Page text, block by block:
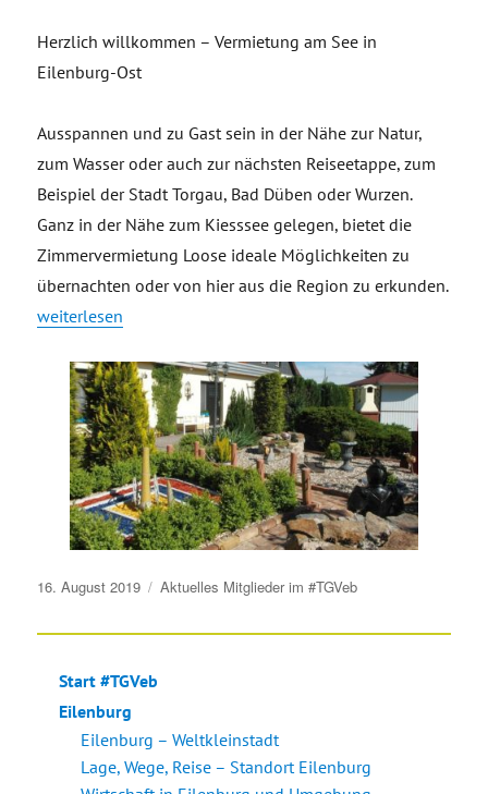
Herzlich willkommen – Vermietung am See in
Eilenburg-Ost
Ausspannen und zu Gast sein in der Nähe zur Natur,
zum Wasser oder auch zur nächsten Reiseetappe, zum
Beispiel der Stadt Torgau, Bad Düben oder Wurzen.
Ganz in der Nähe zum Kiesssee gelegen, bietet die
Zimmervermietung Loose ideale Möglichkeiten zu
übernachten oder von hier aus die Region zu erkunden.
„Vermietung am See“
weiterlesen
Veröffentlicht
16. August 2019 Aktuelles Mitglieder im #TGVeb
Start #TGVeb
Eilenburg
Eilenburg – Weltkleinstadt
Lage, Wege, Reise – Standort Eilenburg